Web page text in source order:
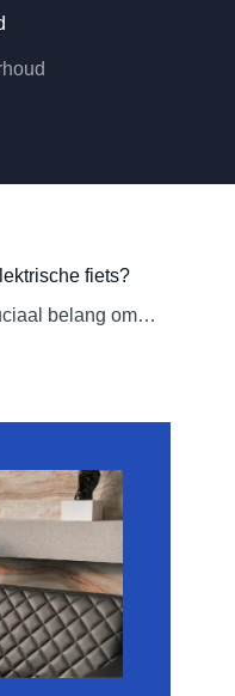
fiets?
belang om…